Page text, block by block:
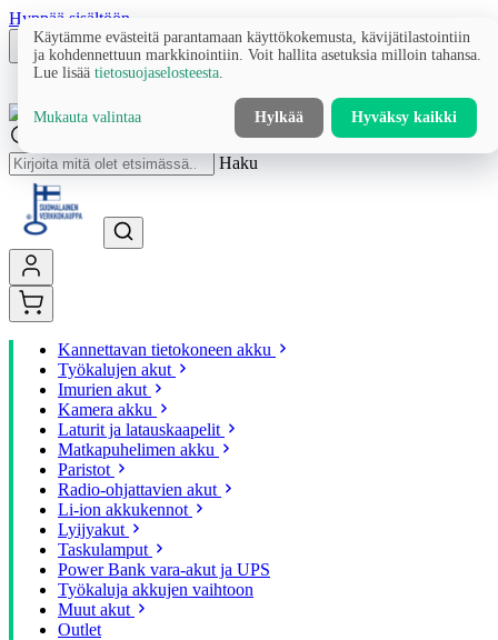
Hyppää sisältöön
Haku
Kannettavan tietokoneen akku
Työkalujen akut
Imurien akut
Kamera akku
Laturit ja latauskaapelit
Matkapuhelimen akku
Paristot
Radio-ohjattavien akut
Li-ion akkukennot
Lyijyakut
Taskulamput
Power Bank vara-akut ja UPS
Työkaluja akkujen vaihtoon
Muut akut
Outlet
Käytämme evästeitä parantamaan käyttökokemusta, kävijätilastointiin
ja kohdennettuun markkinointiin. Voit hallita asetuksia milloin tahansa.
Lue lisää tietosuojaselosteesta
Mukauta valintaa Hylkää Hyväksy kaikki